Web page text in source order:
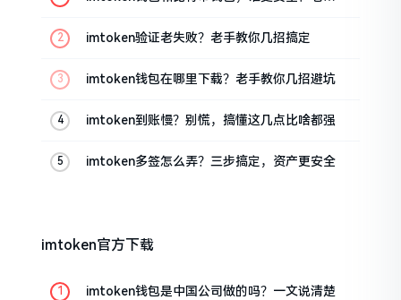
imtoken验证老失败？老手教你几招搞定
imtoken钱包在哪里下载？老手教你几招避坑
imtoken到账慢？别慌，搞懂这几点比啥都强
imtoken多签怎么弄？三步搞定，资产更安全
imtoken官方下载
imtoken钱包是中国公司做的吗？一文说清楚